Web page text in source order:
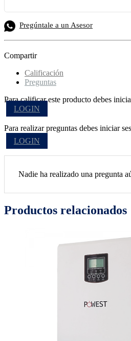
Pregúntale a un Asesor
Compartir
Calificación
Preguntas
Para calificar este producto debes
LOGIN
Para realizar preguntas debes iniciar
LOGIN
Nadie ha realizado una pregunta
Productos relacionados